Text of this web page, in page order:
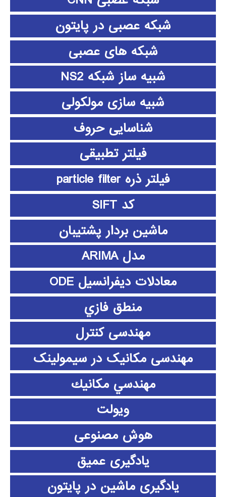
شبکه عصبی در پایتون
شبکه های عصبی
شبیه ساز شبکه NS2
شبیه سازی مولکولی
شناسایی حروف
فیلتر تطبیقی
فیلتر ذره particle filter
کد SIFT
ماشین بردار پشتیبان
مدل ARIMA
معادلات دیفرانسیل ODE
منطق فازي
مهندسی کنترل
مهندسی مکانیک در سیمولینک
مهندسي مكانيك
ویولت
هوش مصنوعی
یادگیری عمیق
یادگیری ماشین در پایتون